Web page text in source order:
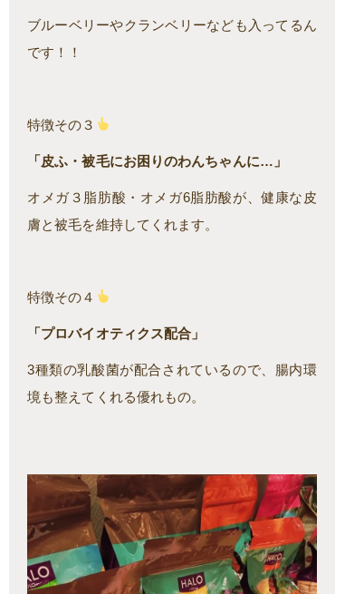
ブルーベリーやクランベリーなども入ってるん
です！！
特徴その３
「皮ふ・被毛にお困りのわんちゃんに…」
オメガ３脂肪酸・オメガ6脂肪酸が、健康な皮
膚と被毛を維持してくれます。
特徴その４
「プロバイオティクス配合」
3種類の乳酸菌が配合されているので、腸内環
境も整えてくれる優れもの。